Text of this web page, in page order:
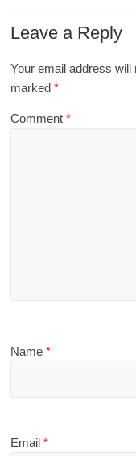
Leave a Reply
Your email address will
marked*
Comment*
Name*
Email*